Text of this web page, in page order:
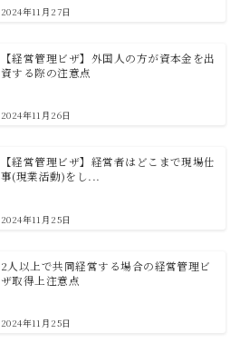
2024年11月27日
【経営管理ビザ】外国人の方が資本金を出
資する際の注意点
2024年11月26日
【経営管理ビザ】経営者はどこまで現場仕
事(現業活動)をし...
2024年11月25日
2人以上で共同経営する場合の経営管理ビ
ザ取得上注意点
2024年11月25日